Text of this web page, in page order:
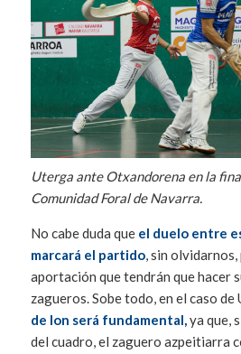
Uterga ante Otxandorena en la
Comunidad Foral de Navarra.
No cabe duda que el duelo entre
marcará el partido, sin olvidarnos,
aportación que tendrán que hacer
zagueros. Sobe todo, en el caso de
de Ion será fundamental,ya que,
del cuadro, el zaguero azpeitiarra